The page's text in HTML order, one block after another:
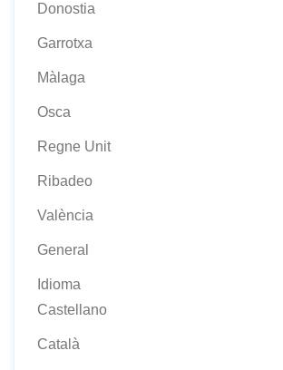
Donostia
Garrotxa
Màlaga
Osca
Regne Unit
Ribadeo
València
General
Idioma
Castellano
Català